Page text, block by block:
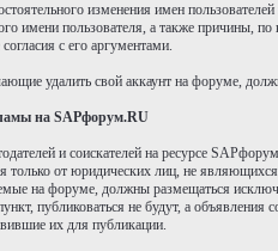
изменения имен
имени пользователя, а также причины,
с его аргументами.
удалить свой аккаунт на форуме,
на SAPфорум.RU
и соискателей на ресурсе
только от юридических лиц, не
на форуме, должны размещаться
публиковаться не будут, а объявления
их для публикации.